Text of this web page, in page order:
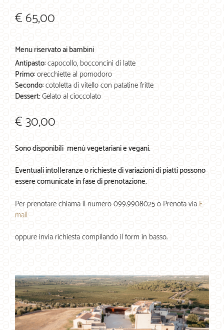
€ 65,00
Menu riservato ai bambini
Antipasto: capocollo, bocconcini di latte
Primo: orecchiette al pomodoro
Secondo: cotoletta di vitello con patatine fritte
Dessert:Gelato al cioccolato
€ 30,00
Sono disponibili menù vegetariani e vegani.
Eventuali intolleranze o richieste di variazioni di piatti possono
essere comunicate in fase di prenotazione.
Per prenotare chiama il numero 099.9908025 o Prenota via E-
mail
oppure invia richiesta compilando il form in basso.